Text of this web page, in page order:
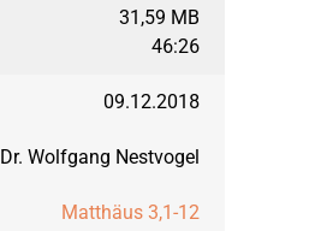
September 2009:
31,59 MB
46:26
09.12.2018
Dr. Wolfgang Nestvogel
Matthäus 3,1-12